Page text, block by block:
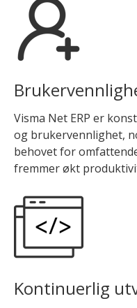
Visma Net ERP er
og brukervennlighet,
behovet for
fremmer økt
Kontinuerlig